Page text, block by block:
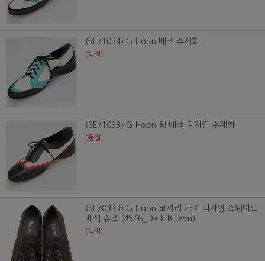
(SE/1034) G.Hoon 배색 수제화
(품절)
(SE/1033) G.Hoon 윙 배색 디자인 수제화
(품절)
(SE/0333) G.Hoon 코끼리 가죽 디자인 스웨이드
배색 슈즈 (4546_Dark Brown)
(품절)